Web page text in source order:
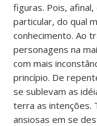
figuras. Pois,
particular, do qual
conhecimento. Ao
personagens na
com mais
princípio. De
se sublevam as
terra as intenções.
ansiosas em se